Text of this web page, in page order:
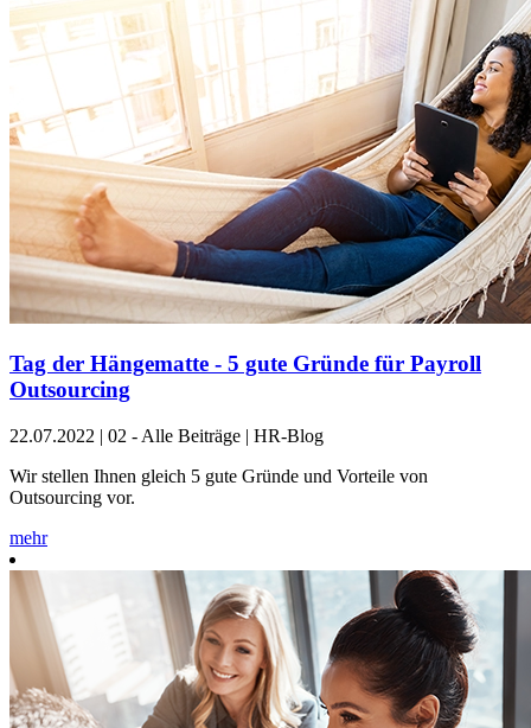
Tag der Hängematte - 5 gute Gründe für Payroll
Outsourcing
22.07.2022 | 02 - Alle Beiträge | HR-Blog
Wir stellen Ihnen gleich 5 gute Gründe und Vorteile von
Outsourcing vor.
mehr